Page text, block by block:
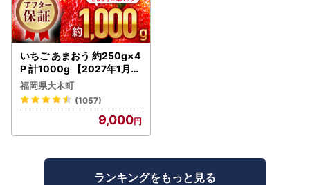
いちご あまおう 約250g×4
P 計1000g 【2027年1月～
4月に順次出荷予定】いち
ご CB223
福岡県大木町
(1057)
9,000
ランキングをもっと見る